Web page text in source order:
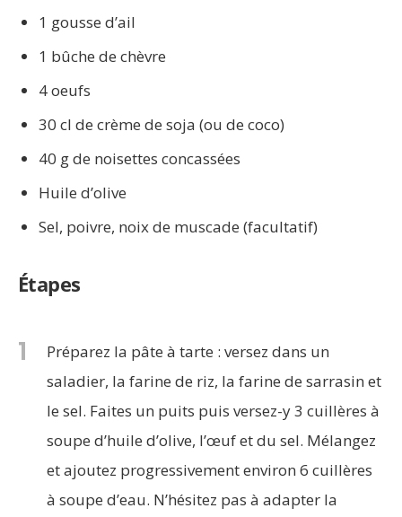
1 gousse d’ail
1 bûche de chèvre
4 oeufs
30 cl de crème de soja (ou de coco)
40 g de noisettes concassées
Huile d’olive
Sel, poivre, noix de muscade (facultatif)
Étapes
1
Préparez la pâte à tarte : versez dans un
saladier, la farine de riz, la farine de sarrasin et
le sel. Faites un puits puis versez-y 3 cuillères à
soupe d’huile d’olive, l’œuf et du sel. Mélangez
et ajoutez progressivement environ 6 cuillères
à soupe d’eau. N’hésitez pas à adapter la